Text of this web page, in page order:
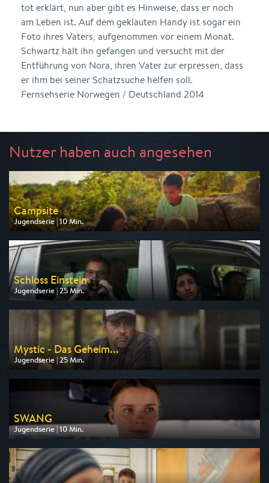
tot erklärt, nun aber gibt es Hinweise, dass er noch
am Leben ist. Auf dem geklauten Handy ist sogar ein
Foto ihres Vaters, aufgenommen vor einem Monat.
Schwartz hält ihn gefangen und versucht mit der
Entführung von Nora, ihren Vater zur erpressen, dass
er ihm bei seiner Schatzsuche helfen soll.
Fernsehserie Norwegen / Deutschland 2014
Nutzer haben auch angesehen
Campsite
Jugendserie | 10 Min.
Ausgestrahlt von WDR
am 10.08.2026, 07:45
Schloss Einstein
Jugendserie | 25 Min.
Ausgestrahlt von NDR
am 11.08.2026, 06:20
Mystic - Das Geheim...
Jugendserie | 25 Min.
Ausgestrahlt von KiKA
am 08.08.2026, 20:10
SWANG
Jugendserie | 10 Min.
Ausgestrahlt von KiKA
am 10.08.2026, 13:50